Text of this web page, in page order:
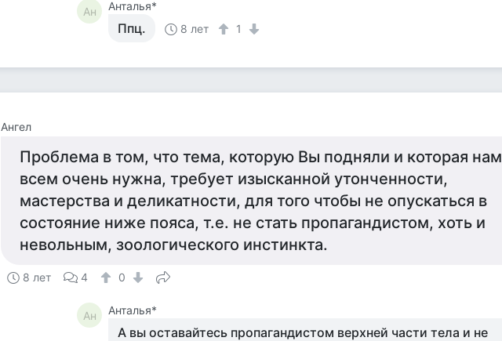
Ан Анталья*
Ппц. 8 лет 1
Ангел
Проблема в том, что тема, которую Вы подняли и которая нам
всем очень нужна, требует изысканной утонченности,
мастерства и деликатности, для того чтобы не опускаться в
состояние ниже пояса, т.е. не стать пропагандистом, хоть и
невольным, зоологического инстинкта.
8 лет 4 0
Ан Анталья*
А вы оставайтесь пропагандистом верхней части тела и не